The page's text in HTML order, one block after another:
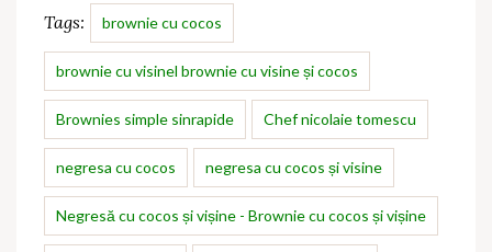
Tags: brownie cu cocos
brownie cu visinel brownie cu visine și cocos
Brownies simple sinrapide Chef nicolaie tomescu
negresa cu cocos negresa cu cocos și visine
Negresă cu cocos și vișine - Brownie cu cocos și vișine